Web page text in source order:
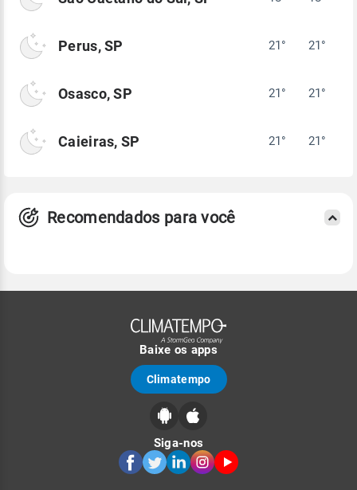
Perus, SP 21° 21°
Osasco, SP 21° 21°
Caieiras, SP 21° 21°
Recomendados para você
Baixe os apps
Climatempo
Siga-nos